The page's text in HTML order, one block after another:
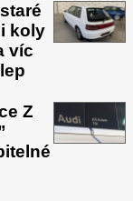
koly
víc
Z